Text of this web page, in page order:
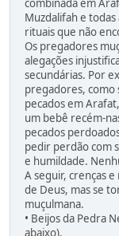
combinada em
Muzdalifah e
rituais que não
Os pregadores
alegações
secundárias. Por
pregadores, como
pecados em
um bebê recém-
pecados
pedir perdão com
e humildade.
A seguir, crenças
de Deus, mas se
muçulmana.
• Beijos da Pedra